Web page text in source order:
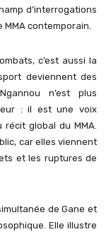
d’interrogations
contemporain.
c’est aussi la
deviennent des
n’est plus
: il est une voix
global du MMA.
car elles viennent
et les ruptures de
de Gane et
Elle illustre